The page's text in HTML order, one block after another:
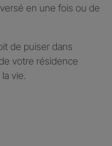
en une fois ou de
de puiser dans
votre résidence
vie.